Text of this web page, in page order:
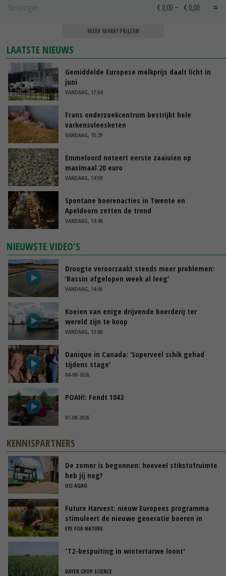
Noteringen
€ 0,00 ~ € 0,00
MEER MARKTPRIJZEN
LAATSTE NIEUWS
Gemiddelde Europese melkprijs daalt licht in
juni
VANDAAG, 17:04
Frans onderzoekcentrum bestrijkt hele
varkensvleesketen
VANDAAG, 15:29
Emmeloord noteert eerste zaaiuien op
maximaal 20 euro
VANDAAG, 14:59
Spontane boerenacties in Twente en
Apeldoorn zetten de trend
VANDAAG, 14:48
NIEUWSTE VIDEO'S
Droogte veroorzaakt steeds meer problemen:
‘Bassin afgelopen week al leeg’
VANDAAG, 14:06
Koeien van enige drijvende boerderij ter
wereld zijn te koop
VANDAAG, 12:00
Danique in Canada: ‘Superveel schik gehad
tijdens stage’
04-08-2026
POAH!: Fendt 1042
01-08-2026
KENNISPARTNERS
De zomer is begonnen: hoeveel stikstofruimte
heb jij nog?
OCI AGRO
Future Harvest: nieuw Europees programma
stimuleert de nieuwe generatie boeren in
Nederland
EYE FOR NATURE
'T2-bespuiting in wintertarwe loont'
BAYER CROP SCIENCE